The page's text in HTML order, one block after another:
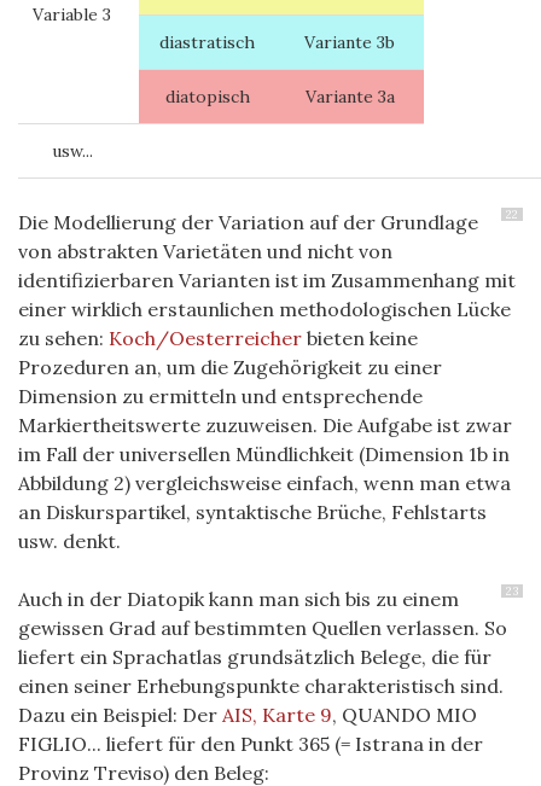
Variable 3
diastratisch Variante 3b
diatopisch Variante 3a
usw...
22
Die Modellierung der Variation auf der Grundlage
von abstrakten Varietäten und nicht von
identifizierbaren Varianten ist im Zusammenhang mit
einer wirklich erstaunlichen methodologischen Lücke
zu sehen: Koch/Oesterreicher bieten keine
Prozeduren an, um die Zugehörigkeit zu einer
Dimension zu ermitteln und entsprechende
Markiertheitswerte zuzuweisen. Die Aufgabe ist zwar
im Fall der universellen Mündlichkeit (Dimension 1b in
Abbildung 2) vergleichsweise einfach, wenn man etwa
an Diskurspartikel, syntaktische Brüche, Fehlstarts
usw. denkt.
23
Auch in der Diatopik kann man sich bis zu einem
gewissen Grad auf bestimmten Quellen verlassen. So
liefert ein Sprachatlas grundsätzlich Belege, die für
einen seiner Erhebungspunkte charakteristisch sind.
Dazu ein Beispiel: Der AIS, Karte 9, QUANDO MIO
FIGLIO... liefert für den Punkt 365 (= Istrana in der
Provinz Treviso) den Beleg: